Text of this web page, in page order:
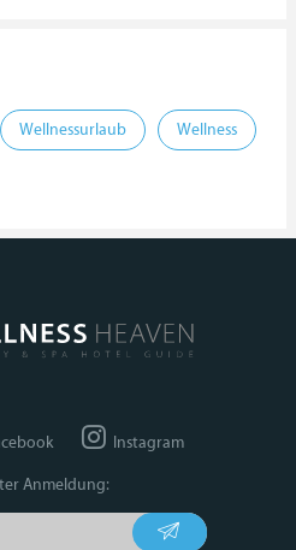
Wellnessurlaub Wellness
Instagram
Anmeldung: